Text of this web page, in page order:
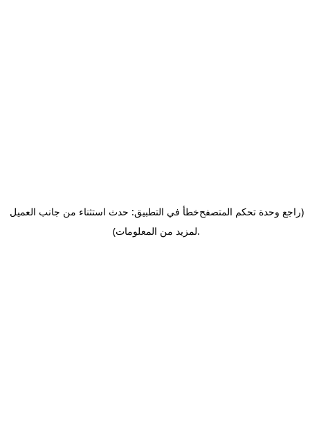
خطأ في التطبيق: حدث استثناء من جانب العميل(راجع وحدة تحكم المتصفح
لمزيد من المعلومات).